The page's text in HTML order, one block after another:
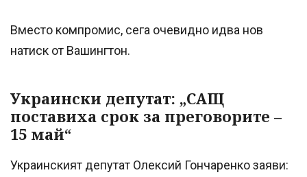
Вместо компромис, сега очевидно идва нов
натиск от Вашингтон.
Украински депутат: „САЩ
поставиха срок за преговорите –
15 май“
Украинският депутат Олексий Гончаренко заяви: